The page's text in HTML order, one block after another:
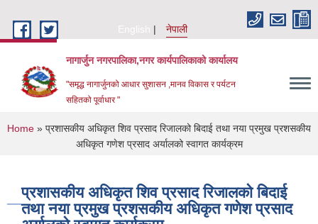
English
नेपाली
नागार्जुन नगरपालिका,नगर कार्यपालिकाको कार्यालय
"समृद्ध नागार्जुनको आधार सुशासन ,मानव विकास र पर्यटन
सहितको पूर्वाधार "
You are here
Home » प्रशासकीय अधिकृत शिव प्रसाद रिजालको बिदाई तथा नया प्रमुख प्रशसकीय
अधिकृत गणेश प्रसाद अर्यालको स्वागत कार्यक्रम
प्रशासकीय अधिकृत शिव प्रसाद रिजालको बिदाई
तथा नया प्रमुख प्रशसकीय अधिकृत गणेश प्रसाद